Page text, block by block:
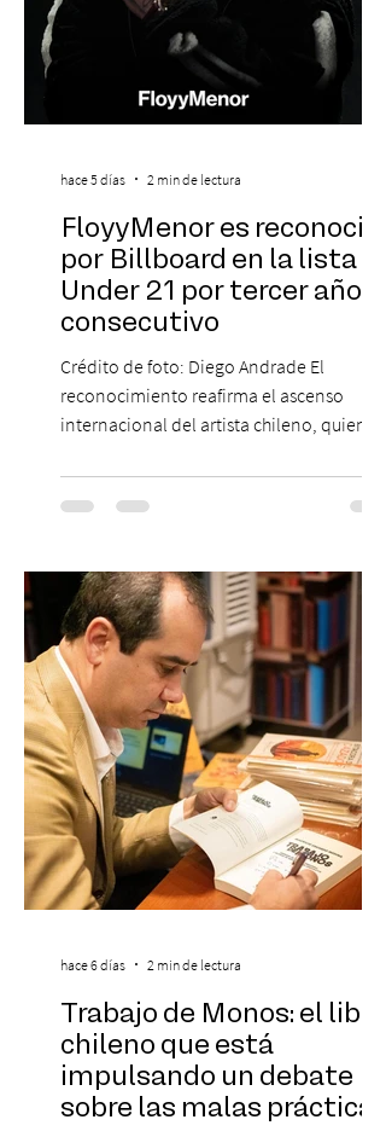
FloyyMenor es reconocido
por Billboard en la lista 21
Under 21 por tercer año
consecutivo
Crédito de foto: Diego Andrade El
reconocimiento reafirma el ascenso
internacional del artista chileno, quien
en la escena global. MIAMI, FL (3 de agosto
de 2026) — FloyyMenor ha sido
Under 21 por tercer año consecutivo,
formando parte una vez más de la
selección anual de la publicación que
destaca a los artistas menores de 21 años
más influyentes de la industria musical.
Este reconocimiento reaf
hace 5 días 2 min de lectura
Trabajo de Monos: el libro
chileno que está
impulsando un debate
sobre las malas prácticas
hace 6 días 2 min de lectura